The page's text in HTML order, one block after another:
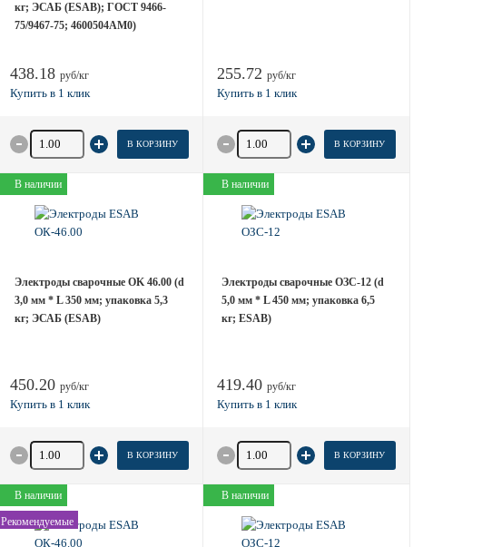
кг; ЭСАБ (ESAB); ГОСТ 9466-
75/9467-75; 4600504AM0)
438.18 руб/кг
Количество товара В КОРЗИНУ
255.72 руб/кг
Количество товара В КОРЗИНУ
В наличии
Электроды сварочные OK 46.00 (d
3,0 мм * L 350 мм; упаковка 5,3
кг; ЭСАБ (ESAB)
450.20 руб/кг
Количество товара В КОРЗИНУ
В наличии
Электроды сварочные ОЗС-12 (d
5,0 мм * L 450 мм; упаковка 6,5
кг; ESAB)
419.40 руб/кг
Количество товара В КОРЗИНУ
В наличии
Рекомендуемые
В наличии